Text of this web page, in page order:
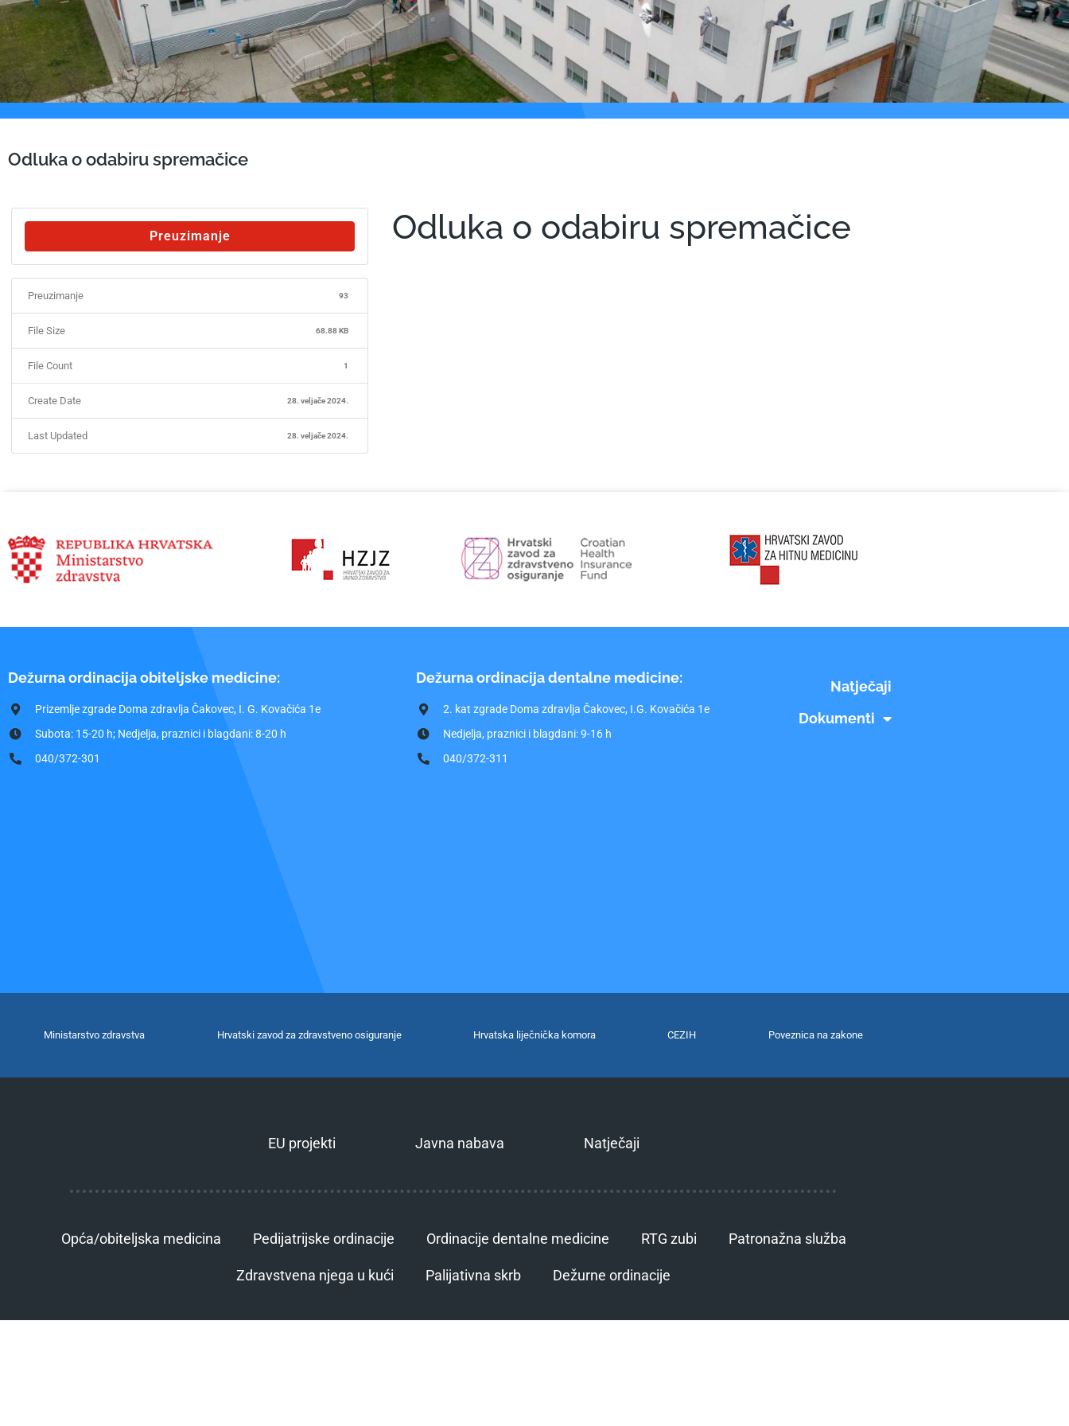
Odluka o odabiru spremačice
Preuzimanje
Preuzimanje 93
File Size 68.88 KB
File Count 1
Create Date 28. veljače 2024.
Last Updated 28. veljače 2024.
Odluka o odabiru spremačice
Dežurna ordinacija obiteljske medicine:
Prizemlje zgrade Doma zdravlja Čakovec, I. G. Kovačića 1e
Subota: 15-20 h; Nedjelja, praznici i blagdani: 8-20 h
040/372-301
Dežurna ordinacija dentalne medicine:
2. kat zgrade Doma zdravlja Čakovec, I.G. Kovačića 1e
Nedjelja, praznici i blagdani: 9-16 h
040/372-311
Natječaji
Dokumenti
Ministarstvo zdravstva Hrvatski zavod za zdravstveno osiguranje Hrvatska liječnička komora CEZIH Poveznica na zakone
EU projekti Javna nabava Natječaji
Opća/obiteljska medicina Pedijatrijske ordinacije Ordinacije dentalne medicine RTG zubi Patronažna služba
Zdravstvena njega u kući Palijativna skrb Dežurne ordinacije